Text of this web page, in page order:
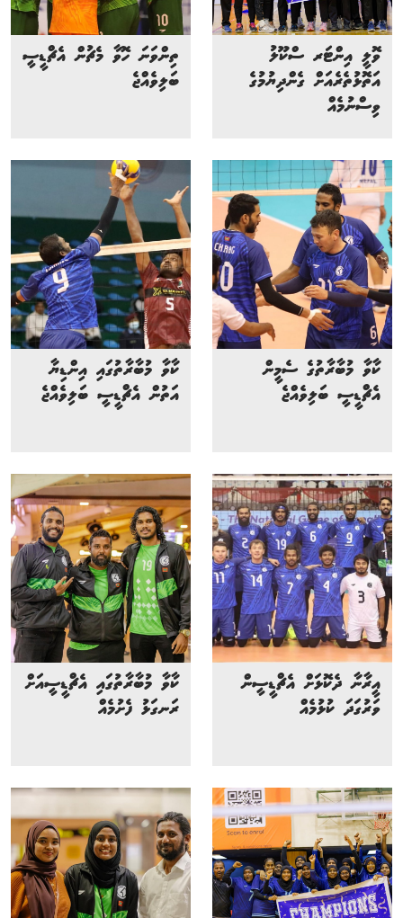
ވޮލީ އިންޓަރ ސްކޫލު
އަތޮޅުތެރެއަށް ގެންދިޔުމުގެ
ވިސްނުމެއް
ތިންވަނަ ހޮވާ މެޗުން އެޗްޑީސީ
ބަލިވެއްޖެ
ކާވާ މުބާރާތުގެ ސެމީން
އެޗްޑީސީ ބަލިވެއްޖެ
ކާވާ މުބާރާތުގައި އިންޑިޔާ
އަތުން އެޗްޑީސީ ބަލިވެއްޖެ
އީރާނާ ދެކޮޅަށް އެޗްޑީސީން
ވަރުގަދަ ކުޅުމެއް
ކާވާ މުބާރާތުގައި އެޗްޑީސީއަށް
ރަނގަޅު ފެށުމެއް